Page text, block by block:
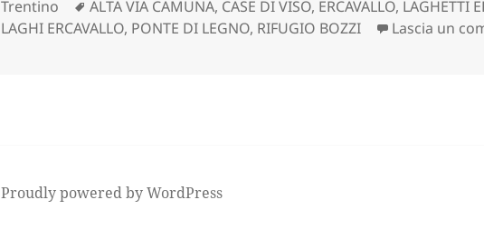
Trentino
Tag
ALTA VIA CAMUNA, CASE DI VISO, ERCAVALLO, LAGHETTI
LAGHI ERCAVALLO, PONTE DI LEGNO, RIFUGIO BOZZI Lascia un
Proudly powered by WordPress